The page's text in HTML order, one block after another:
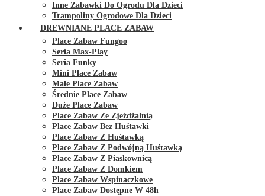
Inne Zabawki Do Ogrodu Dla Dzieci
Trampoliny Ogrodowe Dla Dzieci
DREWNIANE PLACE ZABAW
Place Zabaw Fungoo
Seria Max-Play
Seria Funky
Mini Place Zabaw
Małe Place Zabaw
Średnie Place Zabaw
Duże Place Zabaw
Place Zabaw Ze Zjeżdżalnią
Place Zabaw Bez Huśtawki
Place Zabaw Z Huśtawką
Place Zabaw Z Podwójną Huśtawką
Place Zabaw Z Piaskownicą
Place Zabaw Z Domkiem
Place Zabaw Wspinaczkowe
Place Zabaw Dostępne W 48h